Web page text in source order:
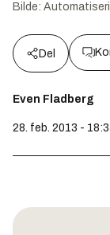
Bilde:
Del
Even Fladberg
28. feb. 2013 -